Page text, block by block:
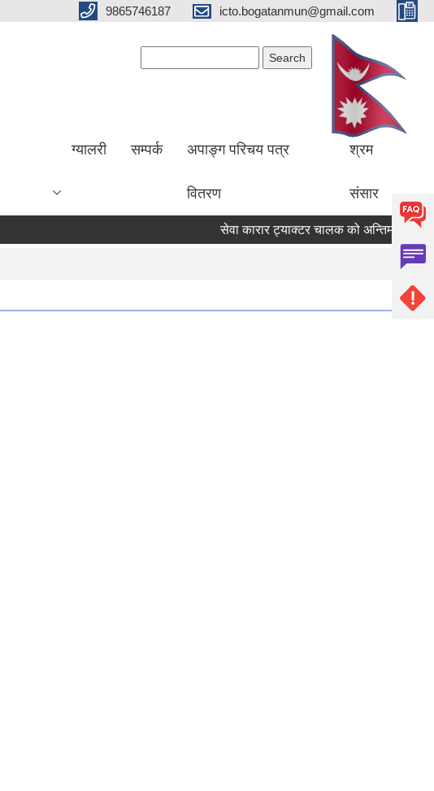
9865746187 icto.bogatanmun@gmail.com
ग्यालरी सम्पर्क अपाङ्ग परिचय पत्र
वितरण
श्रम
संसार
सेवा कारार ट्याक्टर चालक को अन्तिम नतिजा